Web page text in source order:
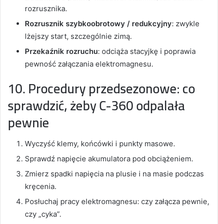
rozrusznika.
Rozrusznik szybkoobrotowy / redukcyjny: zwykle
lżejszy start, szczególnie zimą.
Przekaźnik rozruchu: odciąża stacyjkę i poprawia
pewność załączania elektromagnesu.
10. Procedury przedsezonowe: co
sprawdzić, żeby C-360 odpalała
pewnie
Wyczyść klemy, końcówki i punkty masowe.
Sprawdź napięcie akumulatora pod obciążeniem.
Zmierz spadki napięcia na plusie i na masie podczas
kręcenia.
Posłuchaj pracy elektromagnesu: czy załącza pewnie,
czy „cyka”.